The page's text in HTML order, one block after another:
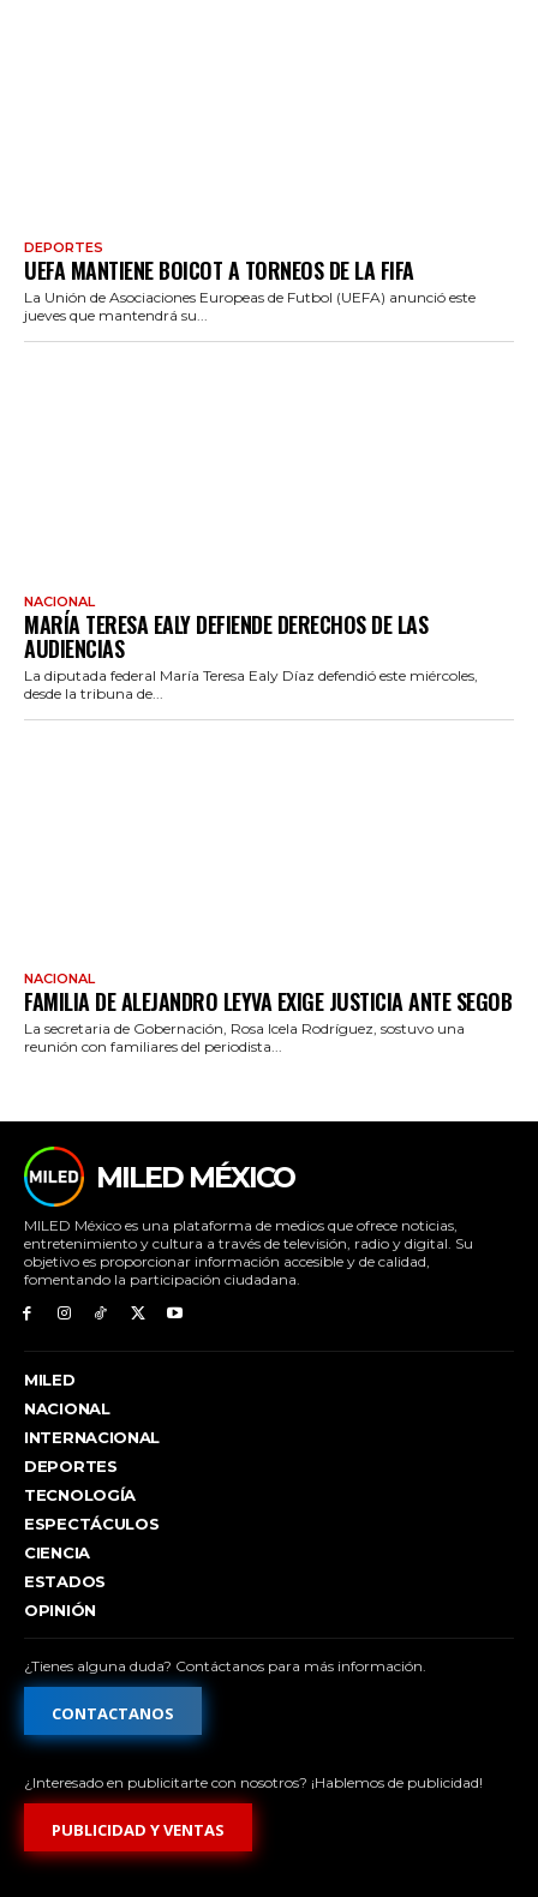
DEPORTES
UEFA MANTIENE BOICOT A TORNEOS DE LA FIFA
La Unión de Asociaciones Europeas de Futbol (UEFA) anunció este
jueves que mantendrá su...
NACIONAL
MARÍA TERESA EALY DEFIENDE DERECHOS DE LAS
AUDIENCIAS
La diputada federal María Teresa Ealy Díaz defendió este miércoles,
desde la tribuna de...
NACIONAL
FAMILIA DE ALEJANDRO LEYVA EXIGE JUSTICIA ANTE SEGOB
La secretaria de Gobernación, Rosa Icela Rodríguez, sostuvo una
reunión con familiares del periodista...
MILED MÉXICO
MILED México es una plataforma de medios que ofrece noticias,
entretenimiento y cultura a través de televisión, radio y digital. Su
objetivo es proporcionar información accesible y de calidad,
fomentando la participación ciudadana.
MILED
NACIONAL
INTERNACIONAL
DEPORTES
TECNOLOGÍA
ESPECTÁCULOS
CIENCIA
ESTADOS
OPINIÓN
¿Tienes alguna duda? Contáctanos para más información.
CONTACTANOS
¿Interesado en publicitarte con nosotros? ¡Hablemos de publicidad!
PUBLICIDAD Y VENTAS